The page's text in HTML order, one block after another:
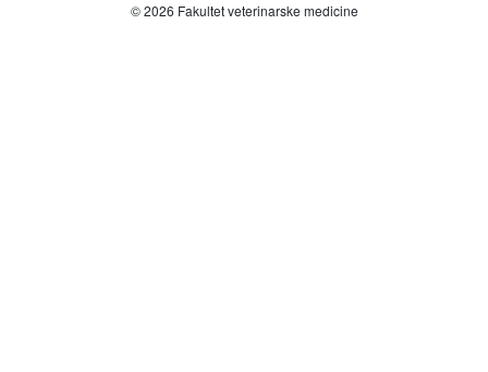
© 2026 Fakultet veterinarske medicine